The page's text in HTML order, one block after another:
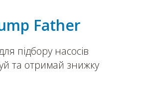
Father
підбору насосів
та отримай знижку